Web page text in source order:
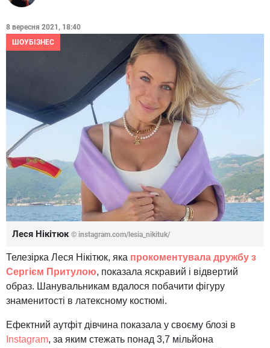
8 вересня 2021, 18:40
ШОУБІЗНЕС
Леся Нікітюк © instagram.com/lesia_nikituk/
Телезірка Леся Нікітюк, яка прокоментувала дружбу з
Сергієм Притулою, показала яскравий і відвертий
образ. Шанувальникам вдалося побачити фігуру
знаменитості в латексному костюмі.
Ефектний аутфіт дівчина показала у своєму блозі в
Instagram, за яким стежать понад 3,7 мільйона